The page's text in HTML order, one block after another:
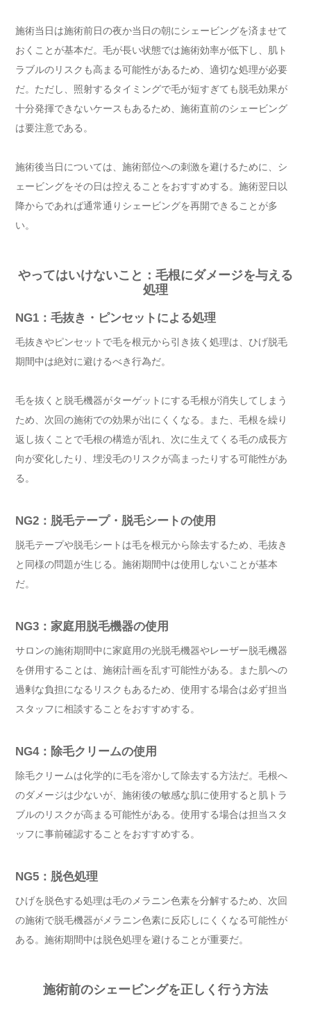
施術当日は施術前日の夜か当日の朝にシェービングを済ませて
おくことが基本だ。毛が長い状態では施術効率が低下し、肌ト
ラブルのリスクも高まる可能性があるため、適切な処理が必要
だ。ただし、照射するタイミングで毛が短すぎても脱毛効果が
十分発揮できないケースもあるため、施術直前のシェービング
は要注意である。
施術後当日については、施術部位への刺激を避けるために、シ
ェービングをその日は控えることをおすすめする。施術翌日以
降からであれば通常通りシェービングを再開できることが多
い。
やってはいけないこと：毛根にダメージを与える
処理
NG1：毛抜き・ピンセットによる処理
毛抜きやピンセットで毛を根元から引き抜く処理は、ひげ脱毛
期間中は絶対に避けるべき行為だ。
毛を抜くと脱毛機器がターゲットにする毛根が消失してしまう
ため、次回の施術での効果が出にくくなる。また、毛根を繰り
返し抜くことで毛根の構造が乱れ、次に生えてくる毛の成長方
向が変化したり、埋没毛のリスクが高まったりする可能性があ
る。
NG2：脱毛テープ・脱毛シートの使用
脱毛テープや脱毛シートは毛を根元から除去するため、毛抜き
と同様の問題が生じる。施術期間中は使用しないことが基本
だ。
NG3：家庭用脱毛機器の使用
サロンの施術期間中に家庭用の光脱毛機器やレーザー脱毛機器
を併用することは、施術計画を乱す可能性がある。また肌への
過剰な負担になるリスクもあるため、使用する場合は必ず担当
スタッフに相談することをおすすめする。
NG4：除毛クリームの使用
除毛クリームは化学的に毛を溶かして除去する方法だ。毛根へ
のダメージは少ないが、施術後の敏感な肌に使用すると肌トラ
ブルのリスクが高まる可能性がある。使用する場合は担当スタ
ッフに事前確認することをおすすめする。
NG5：脱色処理
ひげを脱色する処理は毛のメラニン色素を分解するため、次回
の施術で脱毛機器がメラニン色素に反応しにくくなる可能性が
ある。施術期間中は脱色処理を避けることが重要だ。
施術前のシェービングを正しく行う方法